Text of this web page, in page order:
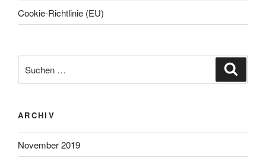
Cookie-Richtlinie (EU)
nach:
ARCHIV
November 2019